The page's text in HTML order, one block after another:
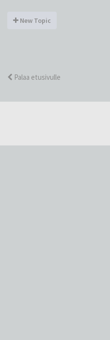
New Topic
Palaa etusivulle